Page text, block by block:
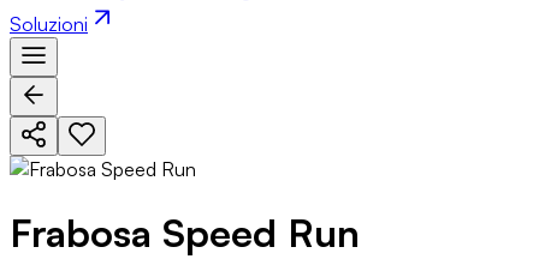
Soluzioni
Frabosa Speed Run